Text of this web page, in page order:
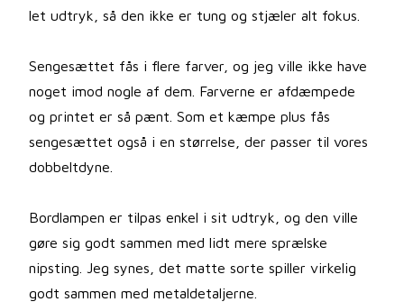
let udtryk, så den ikke er tung og stjæler alt fokus.
Sengesættet fås i flere farver, og jeg ville ikke have
noget imod nogle af dem. Farverne er afdæmpede
og printet er så pænt. Som et kæmpe plus fås
sengesættet også i en størrelse, der passer til vores
dobbeltdyne.
Bordlampen er tilpas enkel i sit udtryk, og den ville
gøre sig godt sammen med lidt mere sprælske
nipsting. Jeg synes, det matte sorte spiller virkelig
godt sammen med metaldetaljerne.